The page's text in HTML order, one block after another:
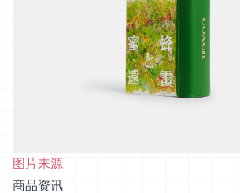
图片来源
商品资讯